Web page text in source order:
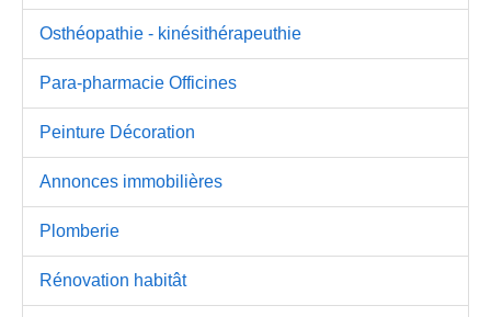
Osthéopathie - kinésithérapeuthie
Para-pharmacie Officines
Peinture Décoration
Annonces immobilières
Plomberie
Rénovation habitât